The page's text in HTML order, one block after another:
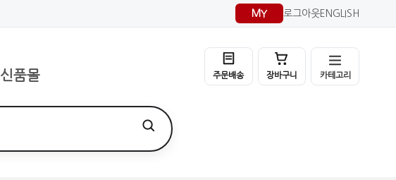
MY 로그아웃ENGLISH
신품몰 주문배송 장바구니 카테고리